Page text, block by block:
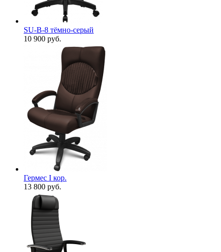
SU-B-8 тёмно-серый
10 900 руб.
Гермес I кор.
13 800 руб.